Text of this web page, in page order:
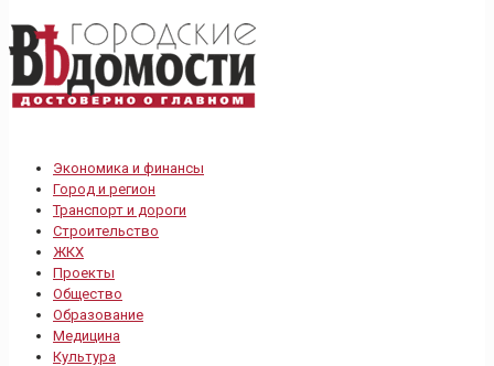
Экономика и финансы
Город и регион
Транспорт и дороги
Строительство
ЖКХ
Проекты
Общество
Образование
Медицина
Культура